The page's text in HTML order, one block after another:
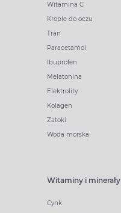
Witamina C
Krople do oczu
Tran
Paracetamol
Ibuprofen
Melatonina
Elektrolity
Kolagen
Zatoki
Woda morska
Witaminy i minerały
Cynk